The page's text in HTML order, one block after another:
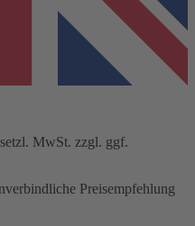
MwSt. zzgl. ggf.
Preisempfehlung